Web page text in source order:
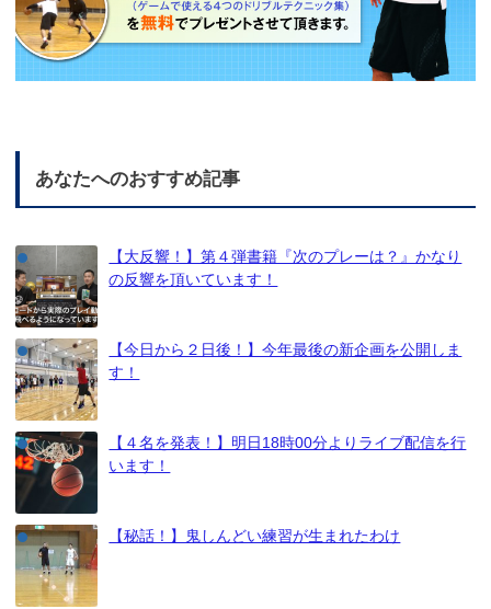
あなたへのおすすめ記事
【大反響！】第４弾書籍『次のプレーは？』かなり
の反響を頂いています！
【今日から２日後！】今年最後の新企画を公開しま
す！
【４名を発表！】明日18時00分よりライブ配信を行
います！
【秘話！】鬼しんどい練習が生まれたわけ